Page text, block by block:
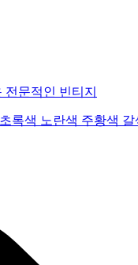
전문적인 빈티지
초록색 노란색 주황색